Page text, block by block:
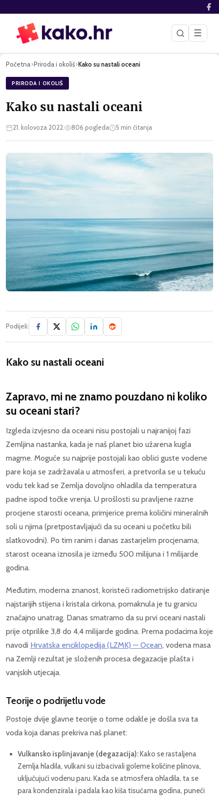
☰
Početna›Priroda i okoliš›Kako su nastali oceani
PRIRODA I OKOLIŠ
Kako su nastali oceani
21. kolovoza 2022. 806 pogleda 5 min čitanja
Podijeli:
Kako su nastali oceani
Zapravo, mi ne znamo pouzdano ni koliko
su oceani stari?
Izgleda izvjesno da oceani nisu postojali u najranijoj fazi
Zemljina nastanka, kada je naš planet bio užarena kugla
magme. Moguće su najprije postojali kao oblici guste vodene
pare koja se zadržavala u atmosferi, a pretvorila se u tekuću
vodu tek kad se Zemlja dovoljno ohladila da temperatura
padne ispod točke vrenja. U prošlosti su pravljene razne
procjene starosti oceana, primjerice prema količini mineralnih
soli u njima (pretpostavljajući da su oceani u početku bili
slatkovodni). Po tim ranim i danas zastarjelim procjenama,
starost oceana iznosila je između 500 milijuna i 1 milijarde
godina.
Međutim, moderna znanost, koristeći radiometrijsko datiranje
najstarijih stijena i kristala cirkona, pomaknula je tu granicu
značajno unatrag. Danas smatramo da su prvi oceani nastali
prije otprilike 3,8 do 4,4 milijarde godina. Prema podacima koje
navodi Hrvatska enciklopedija (LZMK) — Ocean, vodena masa
na Zemlji rezultat je složenih procesa degazacije plašta i
vanjskih utjecaja.
Teorije o podrijetlu vode
Postoje dvije glavne teorije o tome odakle je došla sva ta
voda koja danas prekriva naš planet:
Vulkansko isplinjavanje (degazacija):Kako se rastaljena
Zemlja hladila, vulkani su izbacivali goleme količine plinova,
uključujući vodenu paru. Kada se atmosfera ohladila, ta se
para kondenzirala i padala kao kiša tisućama godina, puneći